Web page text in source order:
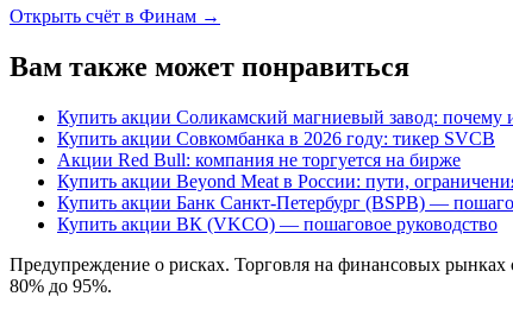
Открыть счёт в Финам →
Вам также может понравиться
Купить акции Соликамский магниевый завод: почему
Купить акции Совкомбанка в 2026 году: тикер SVCB
Акции Red Bull: компания не торгуется на бирже
Купить акции Beyond Meat в России: пути,
Купить акции Банк Санкт-Петербург (BSPB) —
Купить акции ВК (VKCO) — пошаговое руководство
Предупреждение о рисках. Торговля на финансовых рынках
80% до 95%.